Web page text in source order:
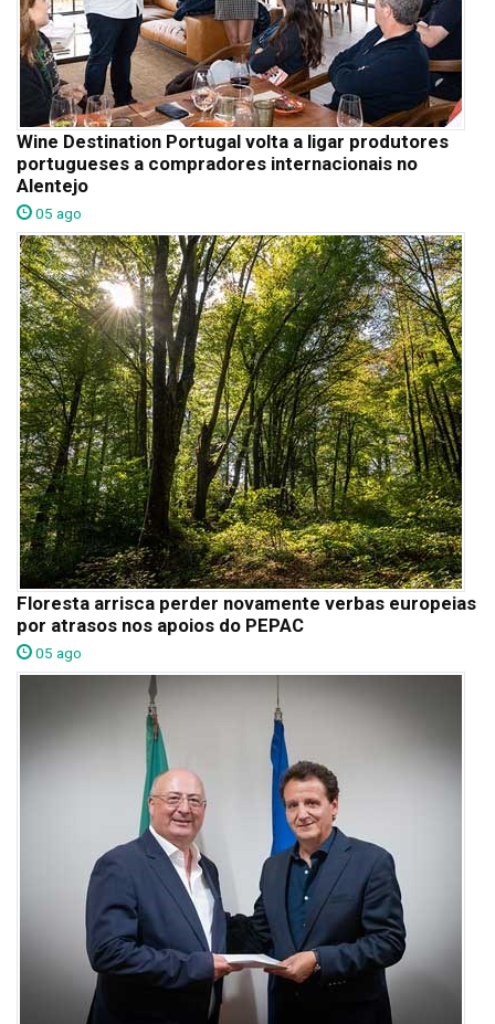
Wine Destination Portugal volta a ligar produtores
portugueses a compradores internacionais no
Alentejo
05 ago
Floresta arrisca perder novamente verbas europeias
por atrasos nos apoios do PEPAC
05 ago